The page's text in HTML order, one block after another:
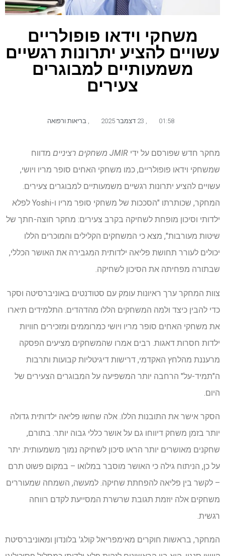
משחקי וידאו פופולריים
עשויים להציע יתרונות רגשיים
משמעותיים למבוגרים
צעירים
01:58 בריאות ורפואה
מחקר חדש שפורסם על ידי
מדווח
שמשחקי וידאו פופולריים, כמו משחקי האחים סופר מריו ויושי,
עשויים להציע יתרונות רגשיים משמעותיים למבוגרים צעירים.
המחקר, שכותרתו "הסככות של משחקי סופר מריו ו-Yoshi לפלא
ילדותי וסיכון מופחת לשחיקה בקרב צעירים: מחקר חוצה-חתך של
שיטות מעורבות", מצא כי המשחקים הקלילים והמוכרים הללו
יכולים לעורר תחושת פליאה ילדותית המגבירה את האושר הכללי,
שבתורה מפחיתה את הסיכון לשחיקה.
צוות המחקר ערך ראיונות עומק עם סטודנטים באוניברסיטה וסקר
כדי להבין כיצד ולמה המשחקים הללו מהדהדים. התלמידים תיארו
את משחקי האחים סופר מריו ויושי כמרוממים ומזכירים חוויות
ילדות חסרות דאגות. רבים אמרו שהמשחקים מציעים הפסקה
מרעננת מהלחץ האקדמי, דרישות דיגיטליות קבועות ותרבות
ה"תמיד-על" הרחבה יותר המשפיעה על המבוגרים הצעירים של
היום.
הסקר אישר את התובנות הללו. אלה שחשו פליאה ילדותית גדולה
יותר בזמן משחק דיווחו גם על אושר כללי גבוה יותר. בתורם,
שחקנים מאושרים יותר הראו סיכון לשחיקה נמוך משמעותית. יתר
על כן, הניתוח גילה כי האושר מוסבר במלואו – במקום פשוט תרם
– לקשר בין פליאה להפחתת שחיקה. למעשה, השמחה שמעוררים
משחקים אלה יוזמת תגובת שרשרת המסייעת לקדם רווחה
רגשית.
המחקר, בראשות חוקרים מאימפריאל קולג' בלונדון ומאוניברסיטת